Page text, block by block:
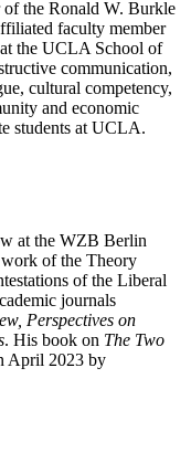
the Ronald W. Burkle
faculty member
the UCLA School of
communication,
cultural competency,
and economic
students at UCLA.
at the WZB Berlin
work of the Theory
of the Liberal
journals
Perspectives on
. His book on The Two
April 2023 by